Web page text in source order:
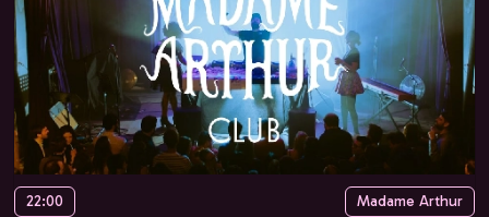
22:00 Madame Arthur